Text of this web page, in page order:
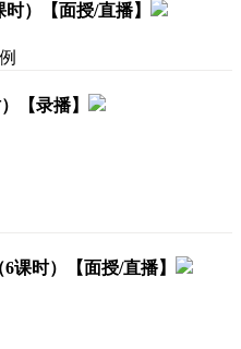
）【面授/直播】
【录播】
课时）【面授/直播】